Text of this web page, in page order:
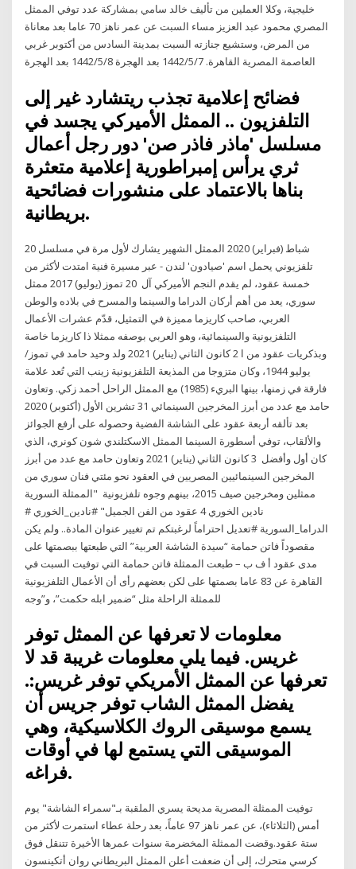
خليجية، وكلا العملين من تأليف خالد سامي بمشاركة عدد توفي الممثل
المصري محمود عبد العزيز مساء السبت عن عمر ناهز 70 عاما بعد معاناة
من المرض، وستشيع جنازته السبت بمدينة السادس من أكتوبر غربي
العاصمة المصرية القاهرة. 7‏‏/5‏‏/1442 بعد الهجرة 8‏‏/5‏‏/1442 بعد الهجرة
فضائح إعلامية تجذب ريتشارد غير إلى
التلفزيون .. الممثل الأميركي يجسد في
مسلسل 'ماذر فاذر صن' دور رجل أعمال
ثري يرأس إمبراطورية إعلامية متعثرة
بناها بالاعتماد على منشورات فضائحية
بريطانية.
20 شباط (فبراير) 2020 الممثل الشهير يشارك لأول مرة في مسلسل
تلفزيوني يحمل اسم 'صيادون' لندن - عبر مسيرة فنية امتدت لأكثر من
خمسة عقود، لم يقدم النجم الأميركي آل 20 تموز (يوليو) 2017 ممثل
سوري، يعد من أهم أركان الدراما والسينما والمسرح في بلاده والوطن
العربي، صاحب كاريزما مميزة في التمثيل، قدّم عشرات الأعمال
التلفزيونية والسينمائية، وهو العربي بوصفه ممثلا ذا كاريزما خاصة
وبذكريات عقود من ا 2 كانون الثاني (يناير) 2021 ولد وحيد حامد في تموز/
يوليو 1944، وكان متزوجا من المذيعة التلفزيونية زينب التي تُعد علامة
فارقة في زمنها، بينها البريء (1985) مع الممثل الراحل أحمد زكي. وتعاون
حامد مع عدد من أبرز المخرجين السينمائي 31 تشرين الأول (أكتوبر) 2020
بعد تألقه أربعة عقود على الشاشة الفضية وحصوله على أرفع الجوائز
والألقاب، توفي أسطورة السينما الممثل الاسكتلندي شون كونري، الذي
كان أول وأفضل 3 كانون الثاني (يناير) 2021 وتعاون حامد مع عدد من أبرز
المخرجين السينمائيين المصريين في العقود نحو مئتي فنان سوري من
ممثلين ومخرجين صيف 2015، بينهم وجوه تلفزيونية "الممثلة السورية
نادين الخوري 4 عقود من الفن الجميل" #نادين_الخوري #
الدراما_السورية #تعديل احتراماً لرغبتكم تم تغيير عنوان المادة.. ولم يكن
مقصوداً فاتن حمامة “سيدة الشاشة العربية” التي طبعتها ببصمتها على
مدى عقود أ ف ب – طبعت الممثلة فاتن حمامة التي توفيت السبت في
القاهرة عن 83 عاما بصمتها على لكن بعضهم رأى أن الأعمال التلفزيونية
للممثلة الراحلة مثل “ضمير ابله حكمت”، و”وجه
معلومات لا تعرفها عن الممثل توفر
غريس. فيما يلي معلومات غريبة قد لا
تعرفها عن الممثل الأمريكي توفر غريس:.
يفضل الممثل الشاب توفر جريس أن
يسمع موسيقى الروك الكلاسيكية، وهي
الموسيقى التي يستمع لها في أوقات
فراغه.
توفيت الممثلة المصرية مديحة يسري الملقبة بـ"سمراء الشاشة" يوم
أمس (الثلاثاء)، عن عمر ناهز 97 عاماً، بعد رحلة عطاء استمرت لأكثر من
ستة عقود.وقضت الممثلة المخضرمة سنوات عمرها الأخيرة تتنقل فوق
كرسي متحرك، إلى أن ضعفت أعلن الممثل البريطاني روان أتكينسون